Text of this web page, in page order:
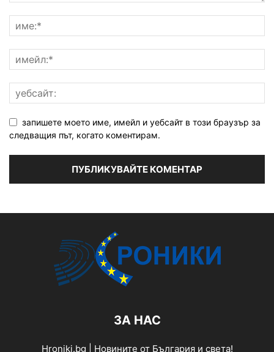
запишете моето име, имейл и уебсайт в този браузър за
следващия път, когато коментирам.
ЗА НАС
Hroniki.bg | Новините от България и света!